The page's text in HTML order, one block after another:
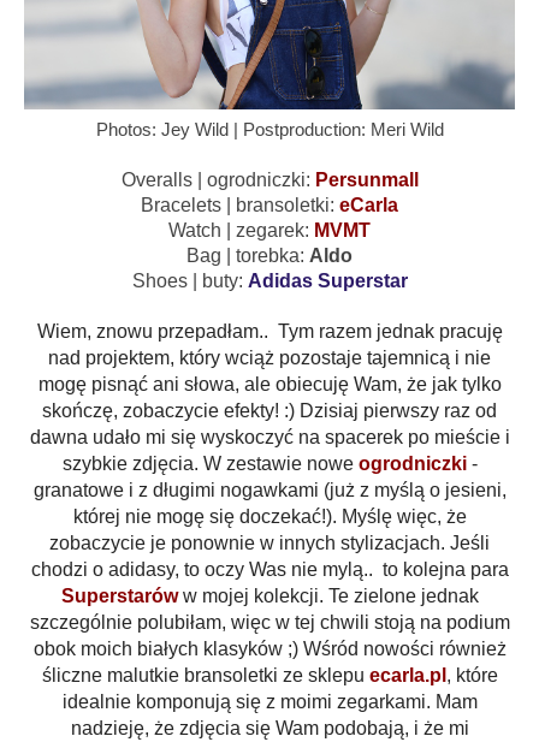
Photos: Jey Wild | Postproduction: Meri Wild
Overalls | ogrodniczki: Persunmall
Bracelets | bransoletki: eCarla
Watch | zegarek: MVMT
Bag | torebka: Aldo
Shoes | buty: Adidas Superstar
Wiem, znowu przepadłam.. Tym razem jednak pracuję
nad projektem, który wciąż pozostaje tajemnicą i nie
mogę pisnąć ani słowa, ale obiecuję Wam, że jak tylko
skończę, zobaczycie efekty! :) Dzisiaj pierwszy raz od
dawna udało mi się wyskoczyć na spacerek po mieście i
szybkie zdjęcia. W zestawie nowe ogrodniczki-
granatowe i z długimi nogawkami (już z myślą o jesieni,
której nie mogę się doczekać!). Myślę więc, że
zobaczycie je ponownie w innych stylizacjach. Jeśli
chodzi o adidasy, to oczy Was nie mylą.. to kolejna para
Superstaróww mojej kolekcji. Te zielone jednak
szczególnie polubiłam, więc w tej chwili stoją na podium
obok moich białych klasyków ;) Wśród nowości również
śliczne malutkie bransoletki ze sklepu ecarla.pl , które
idealnie komponują się z moimi zegarkami. Mam
nadzieję, że zdjęcia się Wam podobają, i że mi